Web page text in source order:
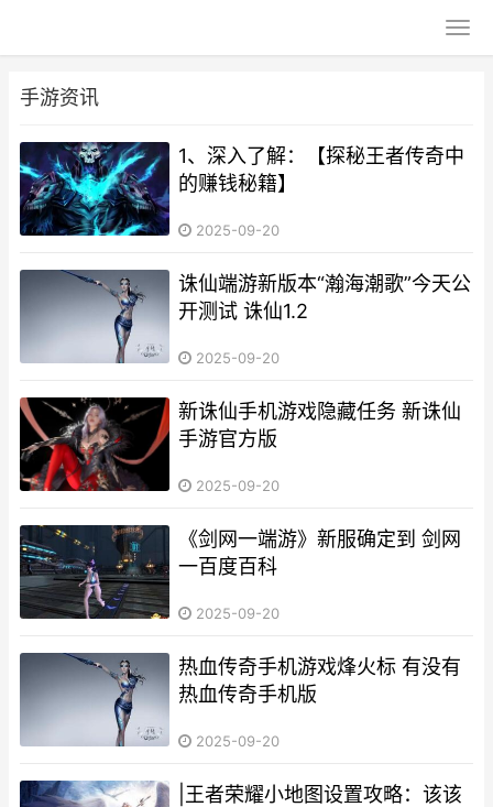
手游资讯
1、深入了解：【探秘王者传奇中
的赚钱秘籍】
2025-09-20
诛仙端游新版本“瀚海潮歌”今天公
开测试 诛仙1.2
2025-09-20
新诛仙手机游戏隐藏任务 新诛仙
手游官方版
2025-09-20
《剑网一端游》新服确定到 剑网
一百度百科
2025-09-20
热血传奇手机游戏烽火标 有没有
热血传奇手机版
2025-09-20
|王者荣耀小地图设置攻略：该该